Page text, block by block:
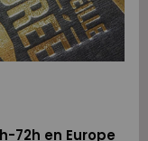
72h en Europe